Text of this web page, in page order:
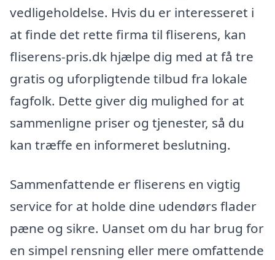
vedligeholdelse. Hvis du er interesseret i
at finde det rette firma til fliserens, kan
fliserens-pris.dk hjælpe dig med at få tre
gratis og uforpligtende tilbud fra lokale
fagfolk. Dette giver dig mulighed for at
sammenligne priser og tjenester, så du
kan træffe en informeret beslutning.
Sammenfattende er fliserens en vigtig
service for at holde dine udendørs flader
pæne og sikre. Uanset om du har brug for
en simpel rensning eller mere omfattende